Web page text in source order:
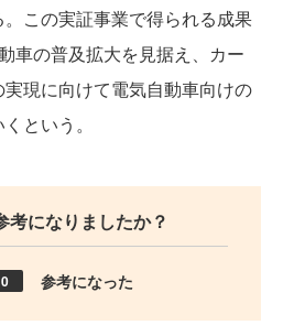
この実証事業で得られる成果
車の普及拡大を見据え、カー
現に向けて電気自動車向けの
という。
考になりましたか？
0 参考になった